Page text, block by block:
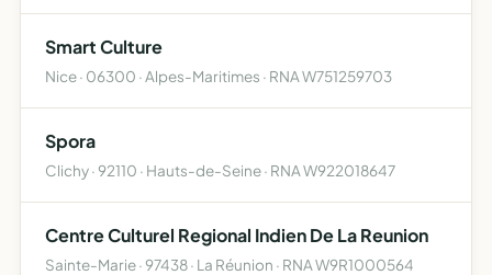
Smart Culture
Nice · 06300 · Alpes-Maritimes · RNA W751259703
Spora
Clichy · 92110 · Hauts-de-Seine · RNA W922018647
Centre Culturel Regional Indien De La Reunion
Sainte-Marie · 97438 · La Réunion · RNA W9R1000564